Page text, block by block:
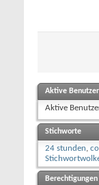
Aktive Benutzer
Aktive
Stichworte
24 stunden,
Berechtigungen